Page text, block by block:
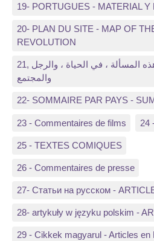
19- PORTUGUES - MATERIAL Y
20- PLAN DU SITE - MAP OF
REVOLUTION
21, مواد والثورة : من هذه المسألة ، في الحياة ، والرجل
والمجتمع
22- SOMMAIRE PAR PAYS -
23 - Commentaires de films 24
25 - TEXTES COMIQUES
26 - Commentaires de presse
27- Статьи на русском -
28- artykuły w języku polskim -
29 - Cikkek magyarul - Articles en